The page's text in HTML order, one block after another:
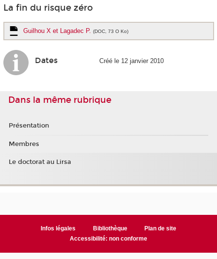
La fin du risque zéro
Guilhou X et Lagadec P. (DOC, 73 O Ko)
Dates Créé le 12 janvier 2010
Dans la même rubrique
Présentation
Membres
Le doctorat au Lirsa
Infos légales Bibliothèque
Plan de site
Accessibilité: non conforme